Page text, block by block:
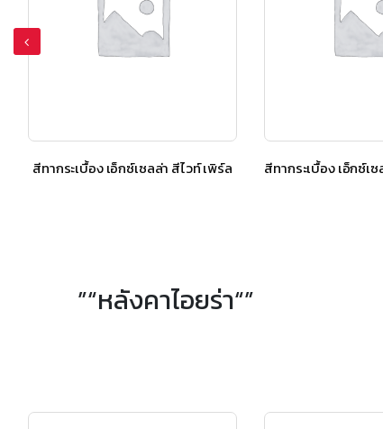
สีทากระเบื้อง เอ็กซ์เซลล่า สีไวท์ เพิร์ล
”“หลังคาไอยร่า“”